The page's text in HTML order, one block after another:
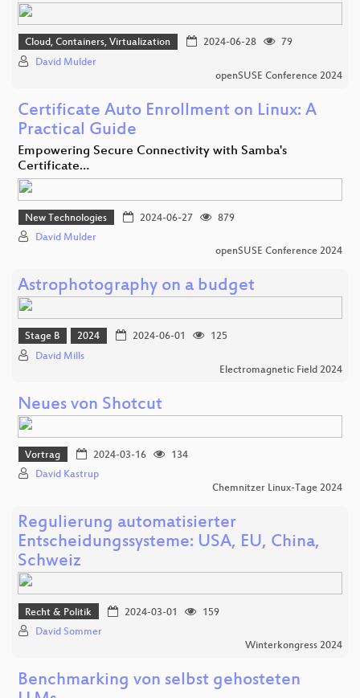
Cloud, Containers, Virtualization 2024-06-28
79
David Mulder
openSUSE Conference 2024
Certificate Auto Enrollment on Linux: A
Practical Guide
Empowering Secure Connectivity with Samba's
Certificate…
New Technologies 2024-06-27
879
David Mulder
openSUSE Conference 2024
Astrophotography on a budget
Stage B 2024 2024-06-01
125
David Mills
Electromagnetic Field 2024
Neues von Shotcut
Vortrag 2024-03-16
134
David Kastrup
Chemnitzer Linux-Tage 2024
Regulierung automatisierter
Entscheidungssysteme: USA, EU, China,
Schweiz
Recht & Politik 2024-03-01
159
David Sommer
Winterkongress 2024
Benchmarking von selbst gehosteten